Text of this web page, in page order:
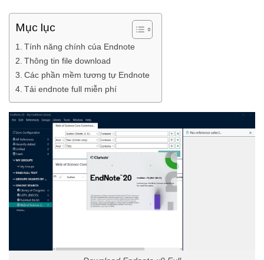
Mục lục
Tính năng chính của Endnote
Thông tin file download
Các phần mềm tương tự Endnote
Tải endnote full miễn phí